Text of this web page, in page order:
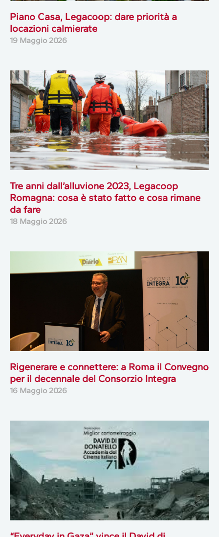
Piano Casa, Legacoop: dare priorità a
locazioni calmierate
19 Maggio 2026
Tre anni dall’alluvione 2023, Legacoop
Romagna: cosa è stato fatto e cosa rimane
da fare
18 Maggio 2026
Rigenerare e connettere: a Roma il Convegno
per il decennale del Consorzio Integra
16 Maggio 2026